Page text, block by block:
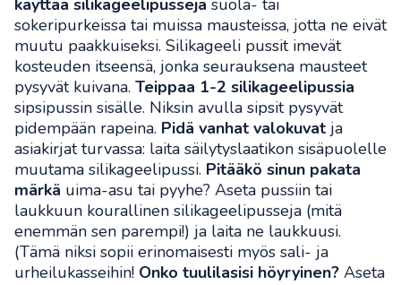
käyttää silikageelipusseja suola- tai
sokeripurkeissa tai muissa mausteissa, jotta ne eivät
muutu paakkuiseksi. Silikageeli pussit imevät
kosteuden itseensä, jonka seurauksena mausteet
pysyvät kuivana. Teippaa 1-2 silikageelipussia
sipsipussin sisälle. Niksin avulla sipsit pysyvät
pidempään rapeina. Pidä vanhat valokuvat ja
asiakirjat turvassa: laita säilytyslaatikon sisäpuolelle
muutama silikageelipussi. Pitääkö sinun pakata
märkä uima-asu tai pyyhe? Aseta pussiin tai
laukkuun kourallinen silikageelipusseja (mitä
enemmän sen parempi!) ja laita ne laukkuusi.
(Tämä niksi sopii erinomaisesti myös sali- ja
urheilukasseihin! Onko tuulilasisi höyryinen? Aseta